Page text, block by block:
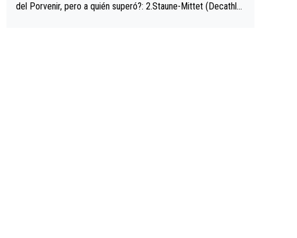
del Porvenir, pero a quién superó?: 2.Staune-Mittet (Decathlo